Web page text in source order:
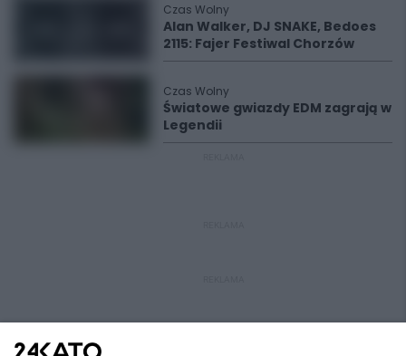
Czas Wolny
Alan Walker, DJ SNAKE, Bedoes
2115: Fajer Festiwal Chorzów
Czas Wolny
Światowe gwiazdy EDM zagrają w
Legendii